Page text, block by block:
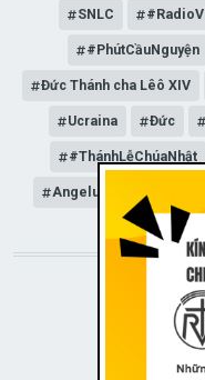
SNLC
#PhútCầuNguyện
Đức Thánh cha Lêô XIV
Ucraina Đức
#ThánhLễChúaNhật
Angelus Đức Giáo
STAY